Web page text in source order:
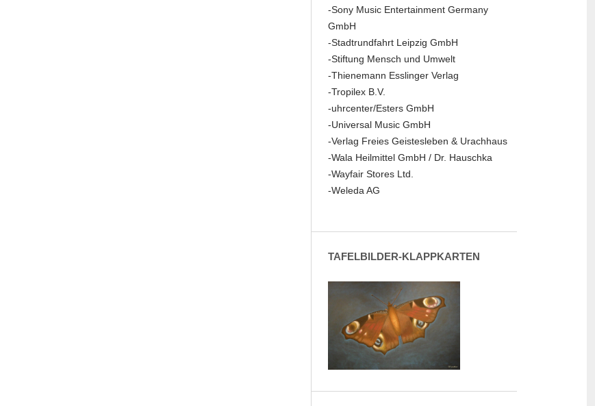
-Sony Music Entertainment Germany
GmbH
-Stadtrundfahrt Leipzig GmbH
-Stiftung Mensch und Umwelt
-Thienemann Esslinger Verlag
-Tropilex B.V.
-uhrcenter/Esters GmbH
-Universal Music GmbH
-Verlag Freies Geistesleben & Urachhaus
-Wala Heilmittel GmbH / Dr. Hauschka
-Wayfair Stores Ltd.
-Weleda AG
TAFELBILDER-KLAPPKARTEN